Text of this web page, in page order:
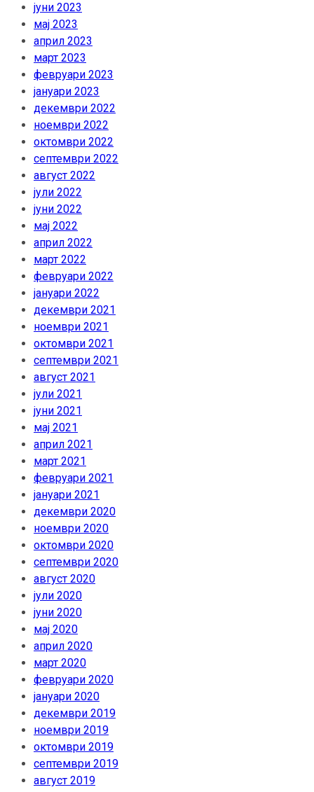
јуни 2023
мај 2023
април 2023
март 2023
февруари 2023
јануари 2023
декември 2022
ноември 2022
октомври 2022
септември 2022
август 2022
јули 2022
јуни 2022
мај 2022
април 2022
март 2022
февруари 2022
јануари 2022
декември 2021
ноември 2021
октомври 2021
септември 2021
август 2021
јули 2021
јуни 2021
мај 2021
април 2021
март 2021
февруари 2021
јануари 2021
декември 2020
ноември 2020
октомври 2020
септември 2020
август 2020
јули 2020
јуни 2020
мај 2020
април 2020
март 2020
февруари 2020
јануари 2020
декември 2019
ноември 2019
октомври 2019
септември 2019
август 2019